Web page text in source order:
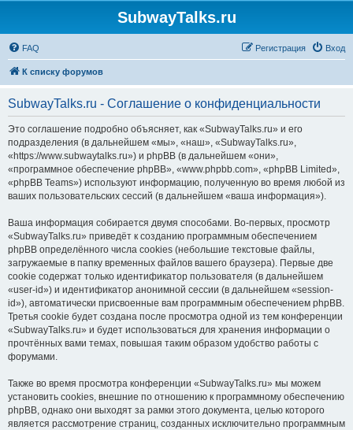
SubwayTalks.ru
FAQ Вход
Регистрация
К списку форумов
SubwayTalks.ru - Соглашение о конфиденциальности
Это соглашение подробно объясняет, как «SubwayTalks.ru» и его
подразделения (в дальнейшем «мы», «наш», «SubwayTalks.ru»,
«https://www.subwaytalks.ru») и phpBB (в дальнейшем «они»,
«программное обеспечение phpBB», «www.phpbb.com», «phpBB Limited»,
«phpBB Teams») используют информацию, полученную во время любой из
ваших пользовательских сессий (в дальнейшем «ваша информация»).
Ваша информация собирается двумя способами. Во-первых, просмотр
«SubwayTalks.ru» приведёт к созданию программным обеспечением
phpBB определённого числа cookies (небольшие текстовые файлы,
загружаемые в папку временных файлов вашего браузера). Первые две
cookie содержат только идентификатор пользователя (в дальнейшем
«user-id») и идентификатор анонимной сессии (в дальнейшем «session-
id»), автоматически присвоенные вам программным обеспечением phpBB.
Третья cookie будет создана после просмотра одной из тем конференции
«SubwayTalks.ru» и будет использоваться для хранения информации о
прочтённых вами темах, повышая таким образом удобство работы с
форумами.
Также во время просмотра конференции «SubwayTalks.ru» мы можем
установить cookies, внешние по отношению к программному обеспечению
phpBB, однако они выходят за рамки этого документа, целью которого
является рассмотрение страниц, созданных исключительно программным